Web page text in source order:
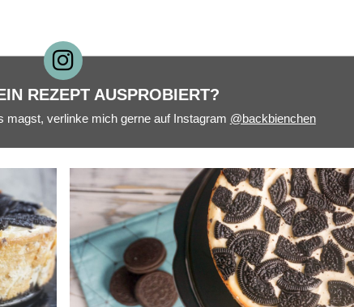
REZEPT AUSPROBIERT?
magst, verlinke mich gerne auf Instagram @backbienchen